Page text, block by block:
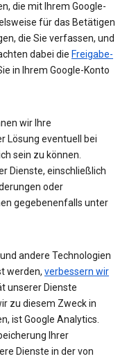
die mit Ihrem Google-
für das Betätigen
die Sie verfassen, und
dabei die Freigabe-
in Ihrem Google-Konto
wir Ihre
Lösung eventuell bei
sein zu können.
Dienste, einschließlich
oder
gegebenenfalls unter
andere Technologien
werden, verbessern wir
unserer Dienste
zu diesem Zweck in
ist Google Analytics.
Ihrer
Dienste in der von